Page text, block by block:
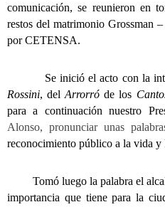
comunicación, se reunieron en
restos del matrimonio Grossman
por CETENSA.
Se inició el acto con la
Rossini, delArrorró de los
para a continuación nuestro
Alonso, pronunciar unas
reconocimiento público a la vida y
Tomó luego la palabra el
importancia que tiene para la